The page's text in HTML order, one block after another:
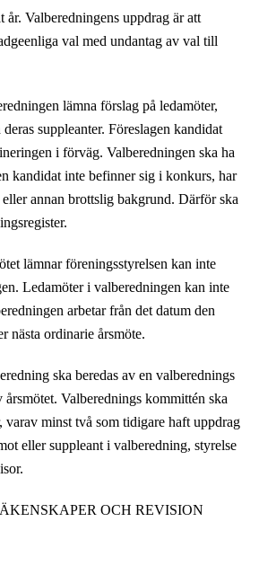
år. Valberedningens uppdrag är att
val med undantag av val till
lämna förslag på ledamöter,
suppleanter. Föreslagen kandidat
i förväg. Valberedningen ska ha
kandidat inte befinner sig i konkurs, har
annan brottslig bakgrund. Därför ska
.
lämnar föreningsstyrelsen kan inte
Ledamöter i valberedningen kan inte
arbetar från det datum den
nästa ordinarie årsmöte.
ska beredas av en valberednings
årsmötet. Valberednings kommittén ska
varav minst två som tidigare haft uppdrag
eller suppleant i valberedning, styrelse
OCH REVISION